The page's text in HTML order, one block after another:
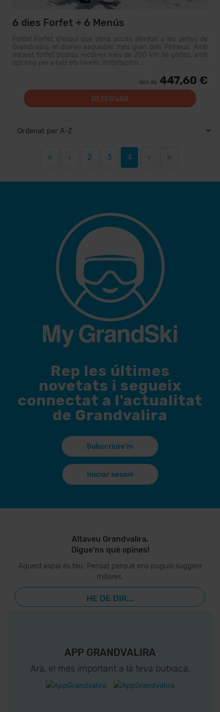
6 dies Forfet + 6 Menús
Forfet Forfet d'esquí que dóna accés il·limitat a les pistes de
Grandvalira, el domini esquiable més gran dels Pirineus. Amb
aquest forfet podràs recórrer més de 200 km de pistes, amb
opcions per a tots els nivells, instal·lacion...
des de 447,60 €
RESERVAR
« ‹ 2 3 4 › »
Rep les últimes
novetats i segueix
connectat a l'actualitat
de Grandvalira
Subscriure'm
Iniciar sessió
Altaveu Grandvalira.
Digue’ns què opines!
Aquest espai és teu. Pensat perquè ens puguis suggerir
millores.
HE DE DIR...
APP GRANDVALIRA
Ara, el més important a la teva butxaca.